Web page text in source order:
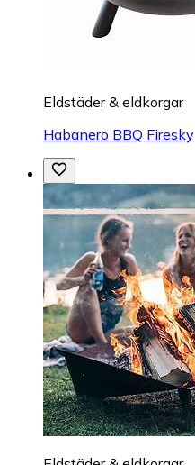
Eldstäder & eldkorgar
Habanero BBQ Firesky